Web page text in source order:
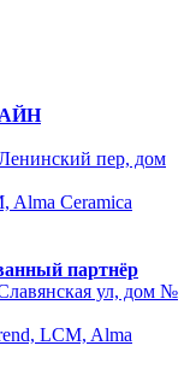
пер, дом
Alma Ceramica
партнёр
ул, дом №
LCM, Alma